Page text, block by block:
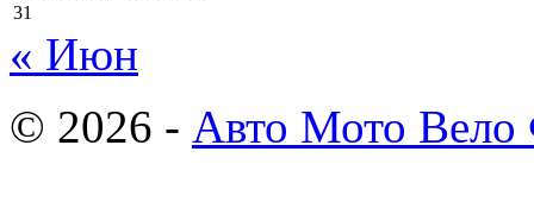
31
« Июн
© 2026 - Авто Мото